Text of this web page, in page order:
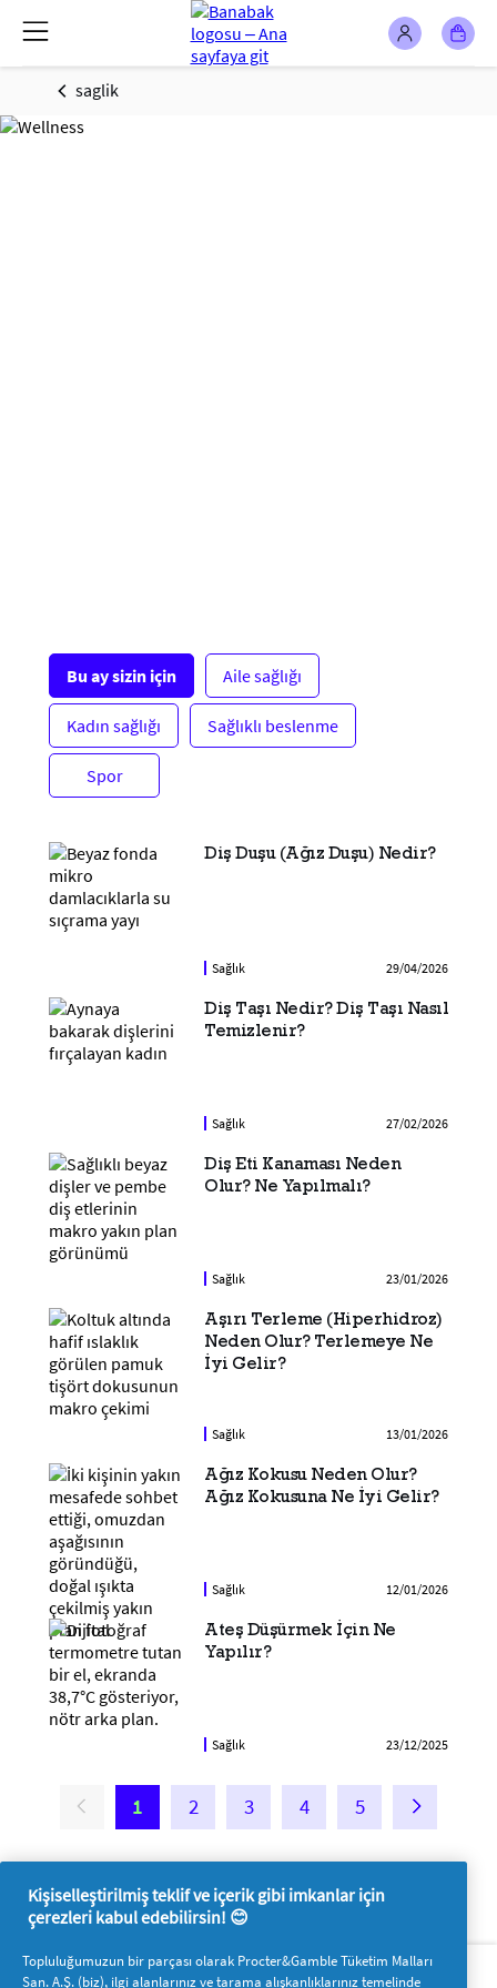
saglik
Bu ay sizin için Aile sağlığı
Kadın sağlığı Sağlıklı beslenme
Spor
Diş Duşu (Ağız Duşu) Nedir?
Sağlık 29/04/2026
Diş Taşı Nedir? Diş Taşı Nasıl
Temizlenir?
Sağlık 27/02/2026
Diş Eti Kanaması Neden
Olur? Ne Yapılmalı?
Sağlık 23/01/2026
Aşırı Terleme (Hiperhidroz)
Neden Olur? Terlemeye Ne
İyi Gelir?
Sağlık 13/01/2026
Ağız Kokusu Neden Olur?
Ağız Kokusuna Ne İyi Gelir?
Sağlık 12/01/2026
Ateş Düşürmek İçin Ne
Yapılır?
Sağlık 23/12/2025
1 2 3 4 5
Hakkımızda
P&G'ye ulaşın
Kişiselleştirilmiş teklif ve içerik gibi imkanlar için
çerezleri kabul edebilirsin! 😊
Topluluğumuzun bir parçası olarak Procter&Gamble Tüketim Malları
San. A.Ş. (biz), ilgi alanlarınız ve tarama alışkanlıklarınız temelinde